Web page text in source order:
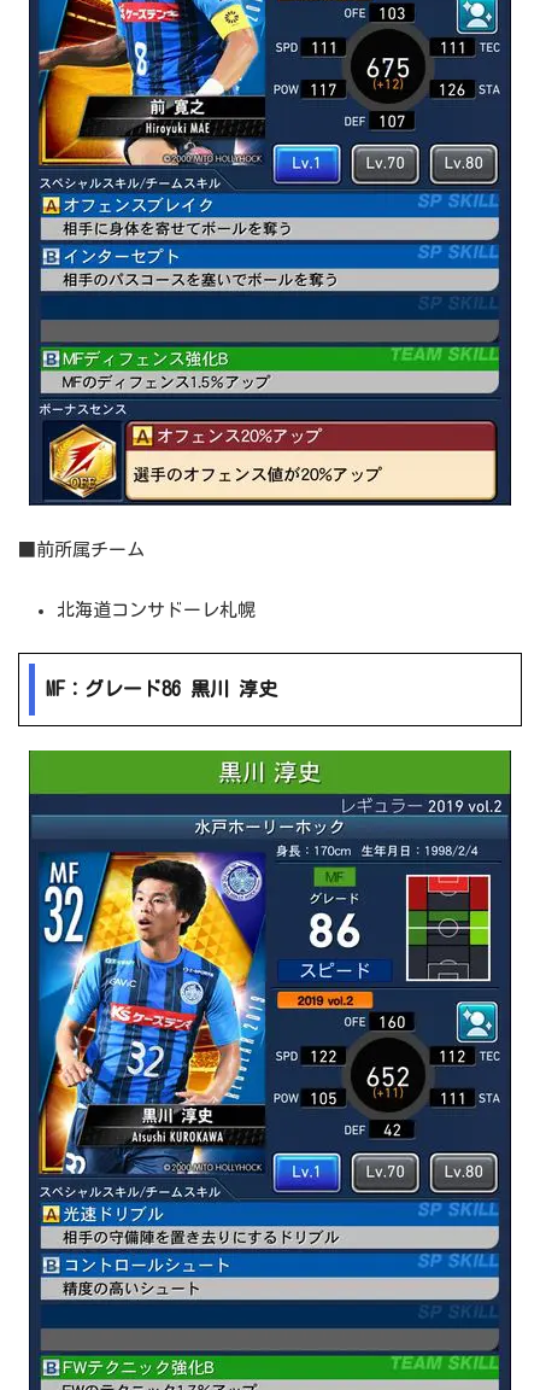
■前所属チーム
北海道コンサドーレ札幌
MF：グレード86 黒川 淳史